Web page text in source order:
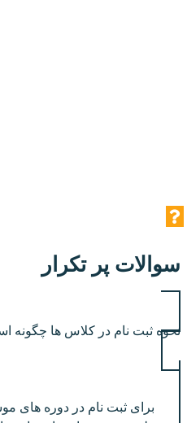
سوالات پر تکرار
نحوه ثبت نام در کلاس ها چگونه
برای ثبت نام در دوره های